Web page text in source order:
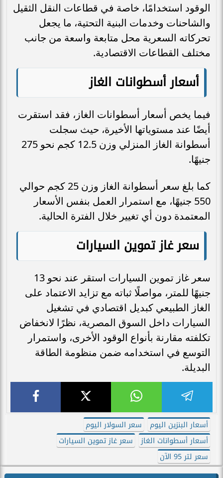
الوقود استخدامًا، خاصة في قطاعات النقل الثقيل
والشاحنات وخدمات البنية التحتية، ما يجعل
تحركاته السعرية محل متابعة واسعة من جانب
مختلف القطاعات الاقتصادية.
أسعار أسطوانات الغاز
فيما يخص أسعار أسطوانات الغاز، فقد استقرت
أيضًا عند مستوياتها الأخيرة، حيث سجلت
أسطوانة الغاز المنزلي وزن 12.5 كجم نحو 275
جنيهًا.
كما بلغ سعر أسطوانة الغاز وزن 25 كجم حوالي
550 جنيهًا، مع استمرار العمل بنفس الأسعار
المعتمدة دون أي تغيير خلال الفترة الحالية.
سعر غاز تموين السيارات
سعر غاز تموين السيارات استقر عند نحو 13
جنيهًا للمتر، مواصلًا ثباته مع تزايد الاعتماد على
الغاز الطبيعي كبديل اقتصادي في تشغيل
السيارات داخل السوق المصرية، نظرًا لانخفاض
تكلفته مقارنة بأنواع الوقود الأخرى، واستمرار
التوسع في استخدامه ضمن منظومة الطاقة
البديلة.
أسعار البنزين اليوم
سعر السولار اليوم
أسعار أسطوانات الغاز
سعر غاز تموين السيارات
سعر لتر 95 الآن